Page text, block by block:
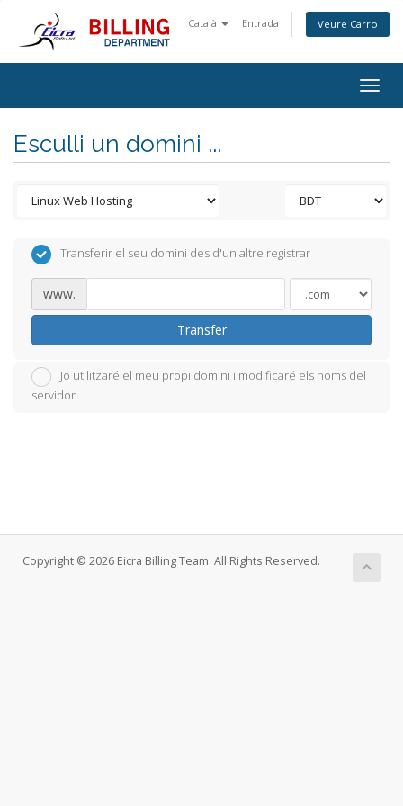
Català Entrada Veure Carro
Esculli un domini ...
Transferir el seu domini des d'un altre registrar
www.
Transfer
Jo utilitzaré el meu propi domini i modificaré els noms del
servidor
Copyright © 2026 Eicra Billing Team. All Rights Reserved.